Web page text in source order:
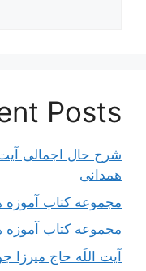
Posts
شرح حال اجمالی
همدانی
مجموعه کتاب
مجموعه کتاب
آیت اللَه حاج میرزا